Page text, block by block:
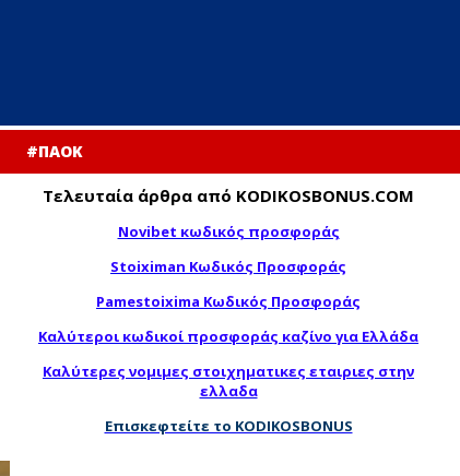
#ΠΑΟΚ
Τελευταία άρθρα από KODIKOSBONUS.COM
Novibet κωδικός προσφοράς
Stoiximan Κωδικός Προσφοράς
Pamestoixima Κωδικός Προσφοράς
Καλύτεροι κωδικοί προσφοράς καζίνο για Ελλάδα
Καλύτερες νομιμες στοιχηματικες εταιριες στην
ελλαδα
Επισκεφτείτε το KODIKOSBONUS